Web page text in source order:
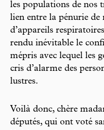
les populations de nos
lien entre la pénurie de
d’appareils
rendu inévitable le
mépris avec lequel les
cris d’alarme des
lustres.
Voilà donc, chère
députés, qui ont voté